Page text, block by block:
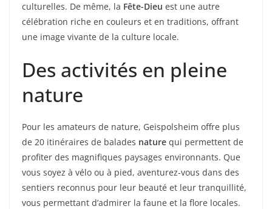
culturelles. De même, la Fête-Dieu est une autre
célébration riche en couleurs et en traditions, offrant
une image vivante de la culture locale.
Des activités en pleine
nature
Pour les amateurs de nature, Geispolsheim offre plus
de 20 itinéraires de balades nature qui permettent de
profiter des magnifiques paysages environnants. Que
vous soyez à vélo ou à pied, aventurez-vous dans des
sentiers reconnus pour leur beauté et leur tranquillité,
vous permettant d’admirer la faune et la flore locales.